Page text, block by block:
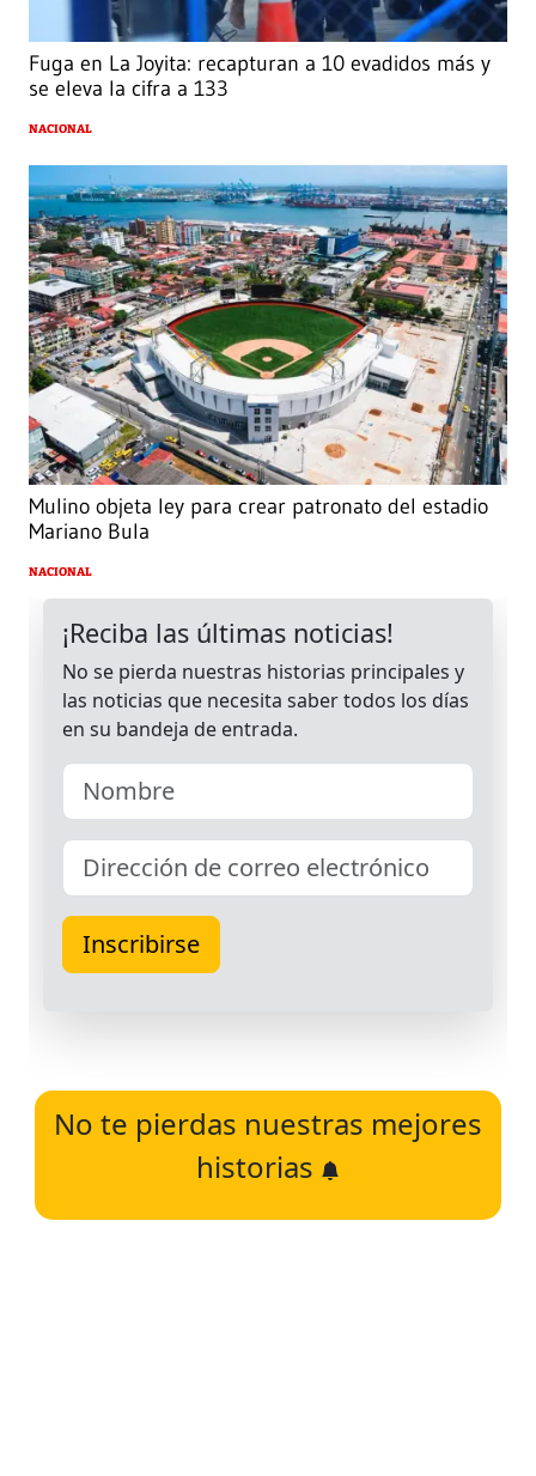
Fuga en La Joyita: recapturan a 10 evadidos más y
se eleva la cifra a 133
NACIONAL
Mulino objeta ley para crear patronato del estadio
Mariano Bula
NACIONAL
No te pierdas nuestras mejores
historias